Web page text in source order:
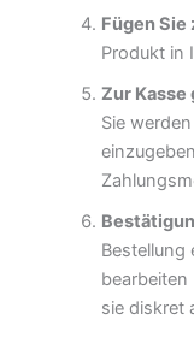
Fügen Sie
Produkt in
Zur Kasse
Sie
Bestellung
bearbeiten
sie diskret